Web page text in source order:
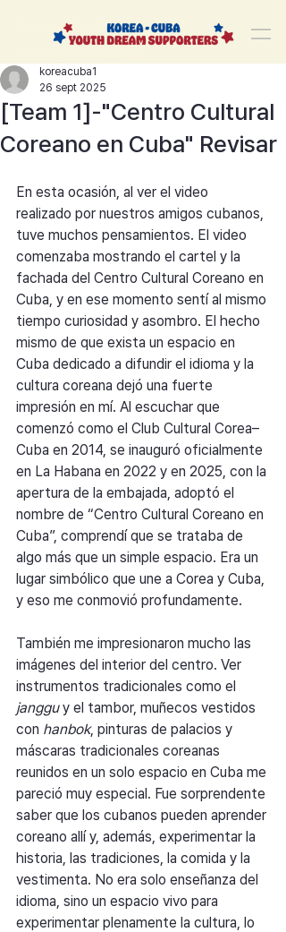
korea-cuba-dream
[Team 1]-"Centro Cultural
Coreano en Cuba" Revisar
koreacuba1
26 sept 2025
En esta ocasión, al ver el video
realizado por nuestros amigos cubanos,
tuve muchos pensamientos. El video
comenzaba mostrando el cartel y la
fachada del Centro Cultural Coreano en
Cuba, y en ese momento sentí al mismo
tiempo curiosidad y asombro. El hecho
mismo de que exista un espacio en
Cuba dedicado a difundir el idioma y la
cultura coreana dejó una fuerte
impresión en mí. Al escuchar que
comenzó como el Club Cultural Corea–
Cuba en 2014, se inauguró oficialmente
en La Habana en 2022 y en 2025, con la
apertura de la embajada, adoptó el
nombre de “Centro Cultural Coreano en
Cuba”, comprendí que se trataba de
algo más que un simple espacio. Era un
lugar simbólico que une a Corea y Cuba,
y eso me conmovió profundamente.
También me impresionaron mucho las
imágenes del interior del centro. Ver
instrumentos tradicionales como el
janggu y el tambor, muñecos vestidos
con hanbok, pinturas de palacios y
máscaras tradicionales coreanas
reunidos en un solo espacio en Cuba me
pareció muy especial. Fue sorprendente
saber que los cubanos pueden aprender
coreano allí y, además, experimentar la
historia, las tradiciones, la comida y la
vestimenta. No era solo enseñanza del
idioma, sino un espacio vivo para
experimentar plenamente la cultura, lo